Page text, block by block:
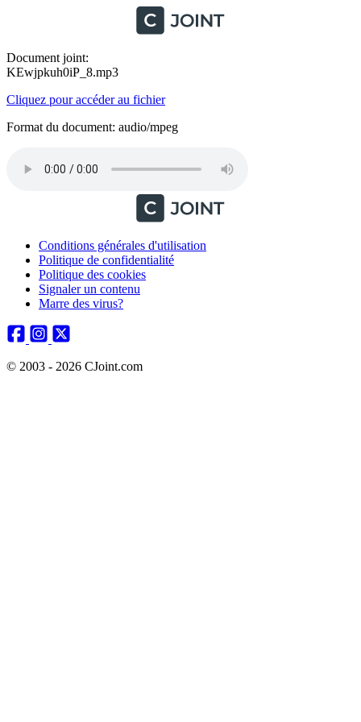
Document joint:
KEwjpkuh0iP_8.mp3
Cliquez pour accéder au fichier
Format du document: audio/mpeg
Conditions générales d'utilisation
Politique de confidentialité
Politique des cookies
Signaler un contenu
Marre des virus?
© 2003 - 2026 CJoint.com